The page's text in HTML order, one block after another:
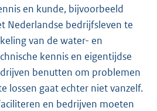
en kunde, bijvoorbeeld
Nederlandse bedrijfsleven te
van de water- en
kennis en eigentijdse
benutten om problemen
lossen gaat echter niet vanzelf.
en bedrijven moeten